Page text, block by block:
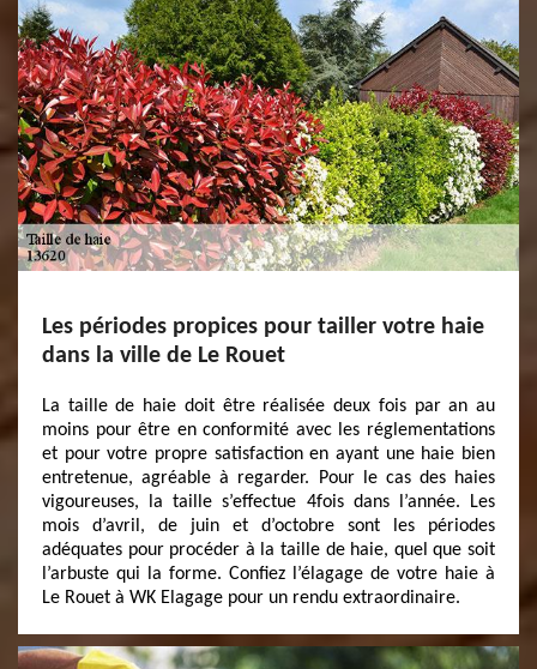
Les périodes propices pour tailler votre haie
dans la ville de Le Rouet
La taille de haie doit être réalisée deux fois par an au
moins pour être en conformité avec les réglementations
et pour votre propre satisfaction en ayant une haie bien
entretenue, agréable à regarder. Pour le cas des haies
vigoureuses, la taille s’effectue 4fois dans l’année. Les
mois d’avril, de juin et d’octobre sont les périodes
adéquates pour procéder à la taille de haie, quel que soit
l’arbuste qui la forme. Confiez l’élagage de votre haie à
Le Rouet à WK Elagage pour un rendu extraordinaire.